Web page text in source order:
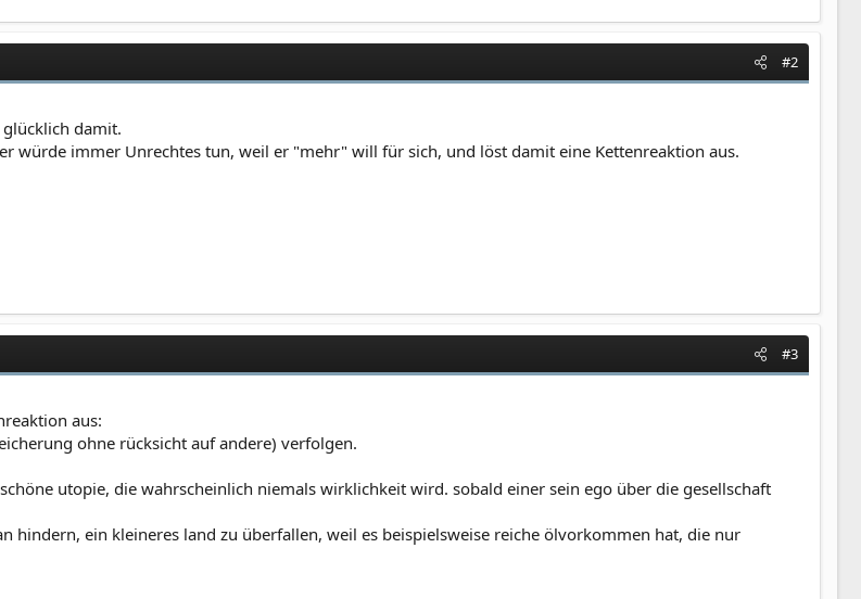
#2
damit.
würde immer Unrechtes tun, weil er "mehr" will für sich, und löst damit eine Kettenreaktion aus.
#3
aus:
ohne rücksicht auf andere) verfolgen.
utopie, die wahrscheinlich niemals wirklichkeit wird. sobald einer sein ego über die gesellschaft
hindern, ein kleineres land zu überfallen, weil es beispielsweise reiche ölvorkommen hat, die nur